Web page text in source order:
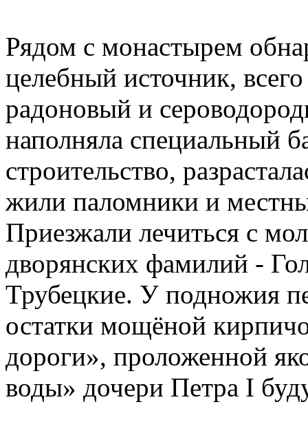
Рядом с монастырем
целебный источник,
радоновый и
наполняла специальный
строительство,
жили паломники и
Приезжали лечиться с
дворянских фамилий -
Трубецкие. У подножия
остатки мощёной
дороги», проложенной
воды» дочери Петра I